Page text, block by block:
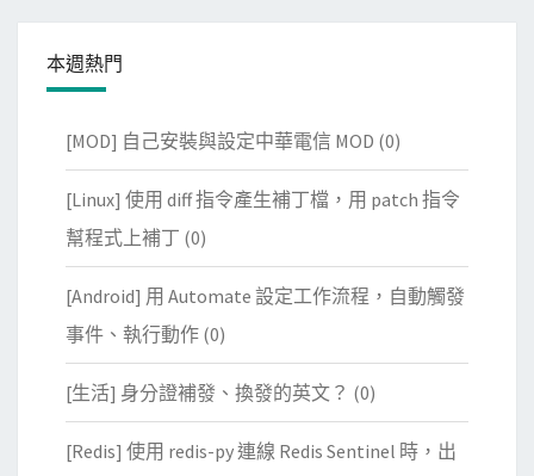
本週熱門
[MOD] 自己安裝與設定中華電信 MOD (0)
[Linux] 使用 diff 指令產生補丁檔，用 patch 指令
幫程式上補丁 (0)
[Android] 用 Automate 設定工作流程，自動觸發
事件、執行動作 (0)
[生活] 身分證補發、換發的英文？ (0)
[Redis] 使用 redis-py 連線 Redis Sentinel 時，出